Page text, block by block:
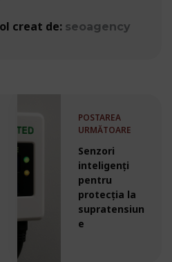
creat de: seoagency
POSTAREA
URMĂTOARE
Senzori
inteligenți
pentru
protecția la
supratensiun
e